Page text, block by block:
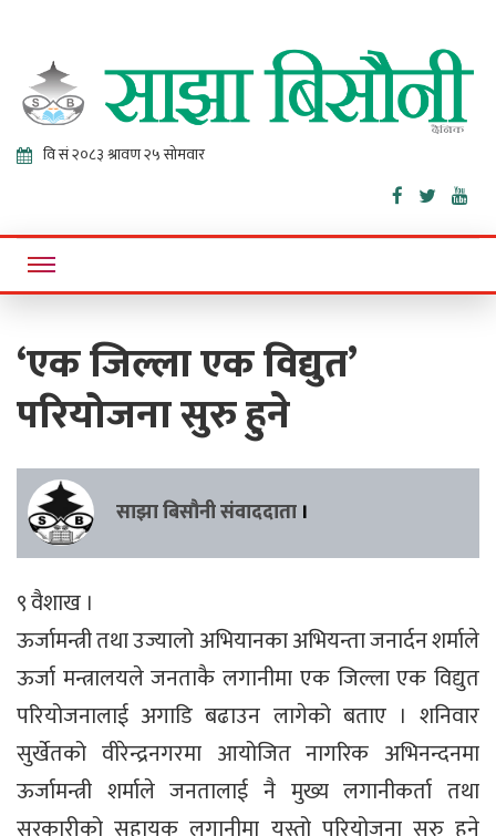
Sajha
Bisaunee
Online News Portal
‘एक जिल्ला एक विद्युत’
परियोजना सुरु हुने
साझा बिसौनी संवाददाता ।
९ वैशाख ।
ऊर्जामन्त्री तथा उज्यालो अभियानका अभियन्ता जनार्दन शर्माले
ऊर्जा मन्त्रालयले जनताकै लगानीमा एक जिल्ला एक विद्युत
परियोजनालाई अगाडि बढाउन लागेको बताए । शनिवार
सुर्खेतको वीरेन्द्रनगरमा आयोजित नागरिक अभिनन्दनमा
ऊर्जामन्त्री शर्माले जनतालाई नै मुख्य लगानीकर्ता तथा